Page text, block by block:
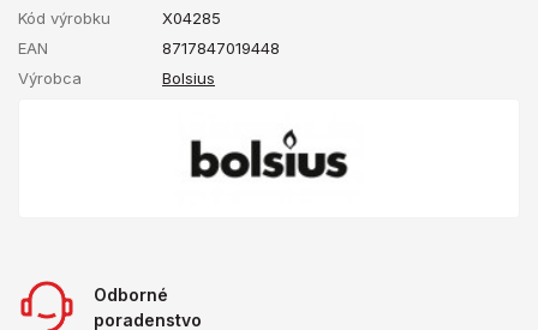
Kód výrobku
X04285
EAN
8717847019448
Výrobca
Bolsius
Odborné
poradenstvo